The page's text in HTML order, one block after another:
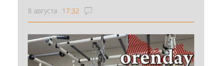
8 августа 17:32